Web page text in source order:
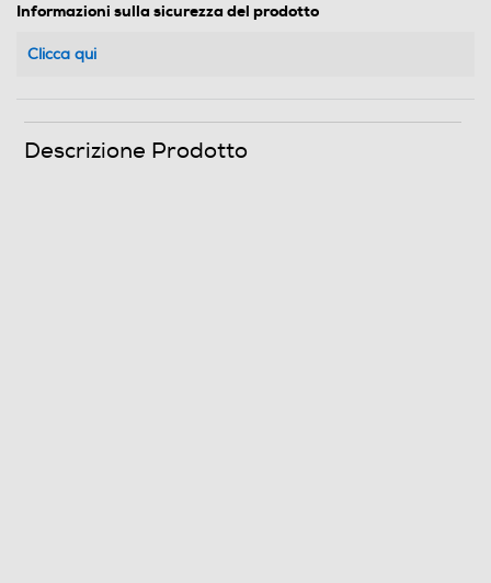
Informazioni sulla sicurezza del prodotto
Clicca qui
Descrizione Prodotto